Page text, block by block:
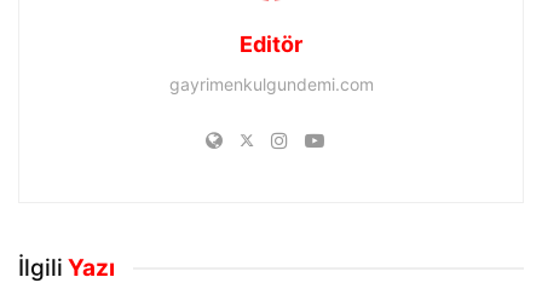
Editör
gayrimenkulgundemi.com
İlgili Yazı